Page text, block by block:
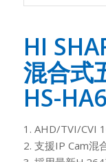
HI
混合式
HS-
1. AHD/TVI/CVI
2. 支援IP Cam混